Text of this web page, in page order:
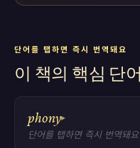
단어를 탭하면 즉시 번역돼요
이 책의 핵심 단어
phony▸
단어를 탭하면 즉시 번역돼요